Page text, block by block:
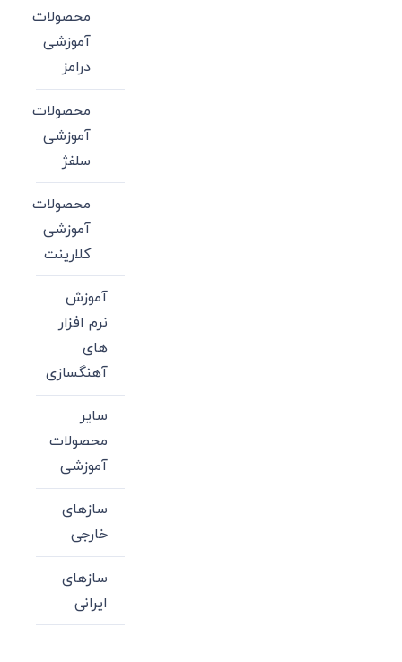
محصولات
آموزشی
درامز
محصولات
آموزشی
سلفژ
محصولات
آموزشی
کلارینت
آموزش
نرم افزار
های
آهنگسازی
سایر
محصولات
آموزشی
سازهای
خارجی
سازهای
ایرانی